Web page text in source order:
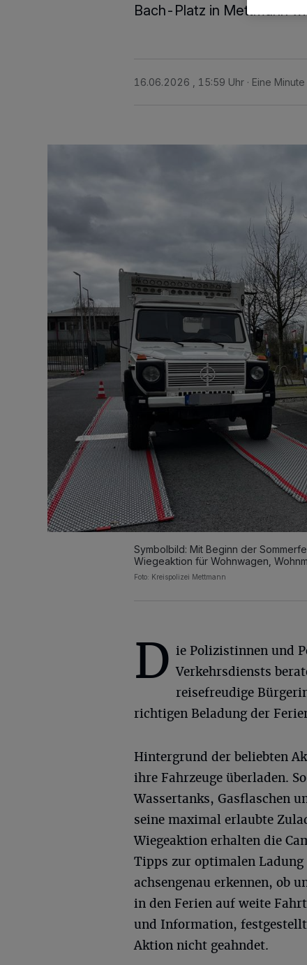
Bach-Platz in Mettmann
16.06.2026 , 15:59 Uhr Eine
Symbolbild: Mit Beginn der
Wiegeaktion für Wohnwagen,
Foto: Kreispolizei Mettmann
D ie Polizistinnen und
Verkehrsdiensts
reisefreudige
richtigen Beladung der
Hintergrund der beliebten
ihre Fahrzeuge überladen.
Wassertanks, Gasflaschen
seine maximal erlaubte
Wiegeaktion erhalten die
Tipps zur optimalen Ladung
achsengenau erkennen, ob
in den Ferien auf weite
und Information,
Aktion nicht geahndet.